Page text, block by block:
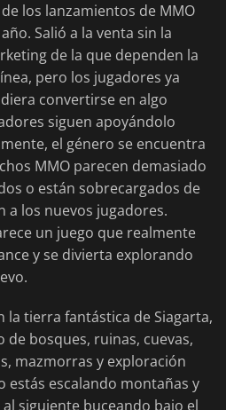
los lanzamientos de MMO
Salió a la venta sin la
de la que dependen la
pero los jugadores ya
convertirse en algo
siguen apoyándolo
el género se encuentra
MMO parecen demasiado
o están sobrecargados de
a los nuevos jugadores.
un juego que realmente
y se divierta explorando
la tierra fantástica de Siagarta,
bosques, ruinas, cuevas,
mazmorras y exploración
estás escalando montañas y
siguiente buceando bajo el